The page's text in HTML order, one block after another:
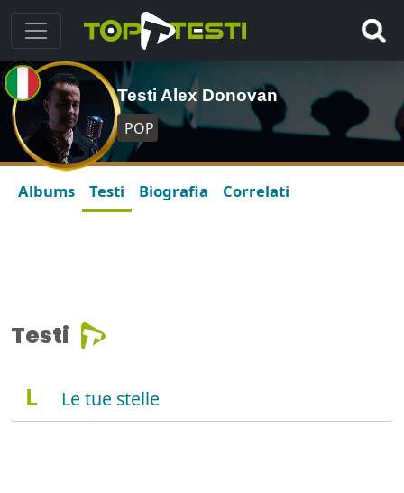
Testi Alex Donovan
POP
Albums Testi Biografia Correlati
Testi
L Le tue stelle